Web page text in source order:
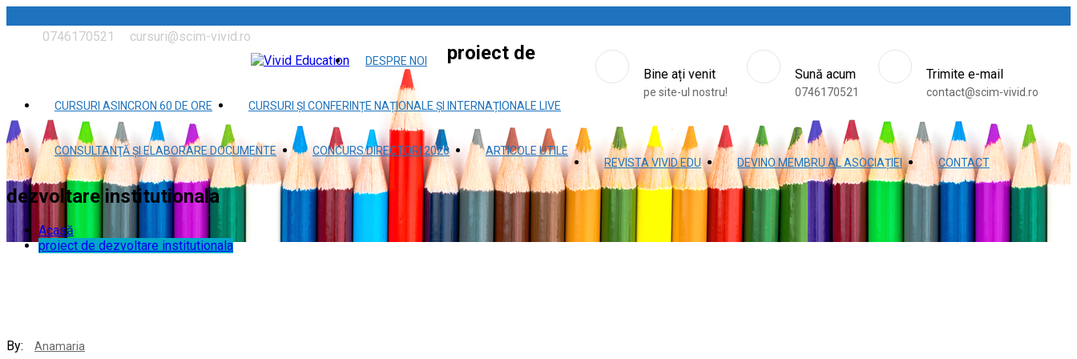
0746170521 cursuri@scim-vivid.ro
Bine ați venit
pe site-ul nostru!
Sună acum
0746170521
Trimite e-mail
contact@scim-vivid.ro
DESPRE NOI
CURSURI ASINCRON 60 DE ORE CURSURI ȘI CONFERINȚE NAȚIONALE ȘI INTERNAȚIONALE LIVE
CONSULTANŢĂ ȘI ELABORARE DOCUMENTE CONCURS DIRECTORI 2026
ARTICOLE UTILE
REVISTA VIVID EDU
DEVINO MEMBRU AL ASOCIAȚIEI CONTACT
proiect de
dezvoltare institutionala
Acasă
proiect de dezvoltare institutionala
By: Anamaria